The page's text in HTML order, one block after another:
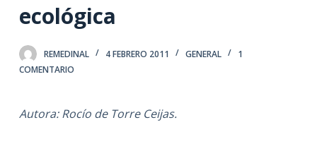
o
ecológica
REMEDINAL 4 FEBRERO 2011 GENERAL
1
COMENTARIO
Autora: Rocío de Torre Ceijas.